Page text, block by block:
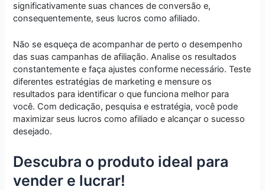
significativamente suas chances de conversão e,
consequentemente, seus lucros como afiliado.
Não se esqueça de acompanhar de perto o desempenho
das suas campanhas de afiliação. Analise os resultados
constantemente e faça ajustes conforme necessário. Teste
diferentes estratégias de marketing e mensure os
resultados para identificar o que funciona melhor para
você. Com dedicação, pesquisa e estratégia, você pode
maximizar seus lucros como afiliado e alcançar o sucesso
desejado.
Descubra o produto ideal para
vender e lucrar!